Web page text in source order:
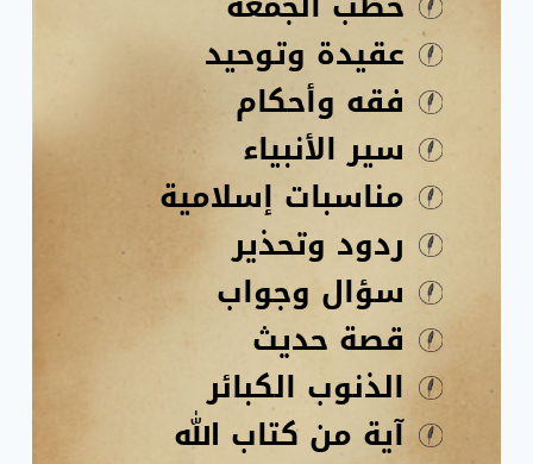
عقيدة وتوحيد
فقه وأحكام
سير الأنبياء
مناسبات إسلامية
ردود وتحذير
سؤال وجواب
قصة حديث
الذنوب الكبائر
آية من كتاب الله